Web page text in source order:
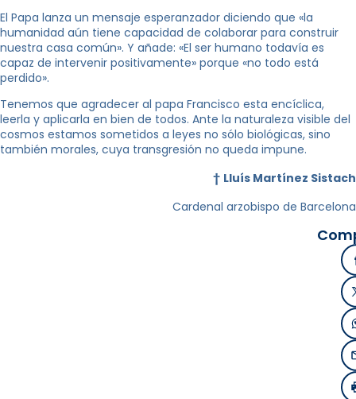
El Papa lanza un mensaje esperanzador diciendo que «la
humanidad aún tiene capacidad de colaborar para construir
nuestra casa común». Y añade: «El ser humano todavía es
capaz de intervenir positivamente» porque «no todo está
perdido».
Tenemos que agradecer al papa Francisco esta encíclica,
leerla y aplicarla en bien de todos. Ante la naturaleza visible del
cosmos estamos sometidos a leyes no sólo biológicas, sino
también morales, cuya transgresión no queda impune.
† Lluís Martínez Sistach
Cardenal arzobispo de Barcelona